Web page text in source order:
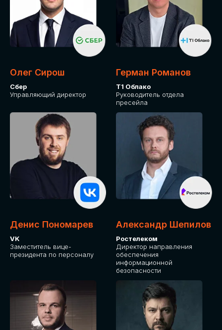
Олег Сирош
Сбер
Управляющий директор
Герман Романов
Т1 Облако
Руководитель отдела
пресейла
Денис Пономарев
VK
Заместитель вице-
президента по персоналу
Александр Шепилов
Ростелеком
Директор направления
обеспечения
информационной
безопасности